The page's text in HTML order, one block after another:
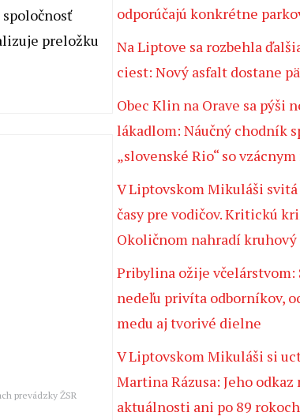
preložku
prevádzky ŽSR
odporúčajú konkrétne
Na Liptove sa rozbehla
ciest: Nový asfalt dostane
Obec Klin na Orave sa pýši
lákadlom: Náučný chodník
„slovenské Rio“ so
V Liptovskom Mikuláši
časy pre vodičov. Kritickú
Okoličnom nahradí kruhový
Pribylina ožije včelárstvom:
nedeľu privíta odborníkov,
medu aj tvorivé dielne
V Liptovskom Mikuláši si
Martina Rázusa: Jeho odkaz
aktuálnosti ani po 89 rokoch